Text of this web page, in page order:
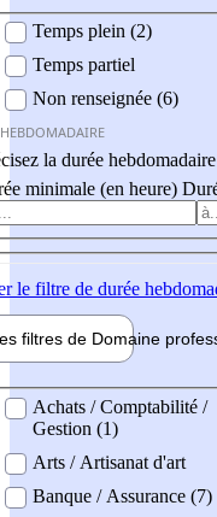
Temps plein (2)
Temps partiel
Non renseignée (6)
la durée
minimale (en heure)
le filtre de durée
filtres de Domaine pro
professionel
Achats / Comptabilité /
Gestion (1)
Arts / Artisanat d'art
Banque / Assurance (7)